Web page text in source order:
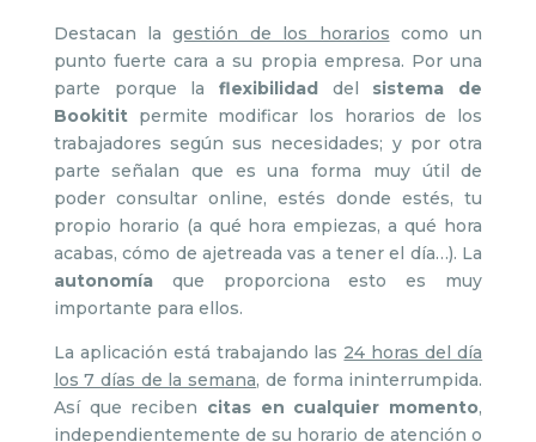
Destacan lagestión de los horarios como un
punto fuerte cara a su propia empresa. Por una
parte porque la flexibilidad del sistema de
Bookititpermite modificar los horarios de los
trabajadores según sus necesidades; y por otra
parte señalan que es una forma muy útil de
poder consultar online, estés donde estés, tu
propio horario (a qué hora empiezas, a qué hora
acabas, cómo de ajetreada vas a tener el día…). La
autonomíaque proporciona esto es muy
importante para ellos.
La aplicación está trabajando las 24 horas del día
los 7 días de la semana, de forma ininterrumpida.
Así que reciben citas en cualquier momento,
independientemente de su horario de atención o